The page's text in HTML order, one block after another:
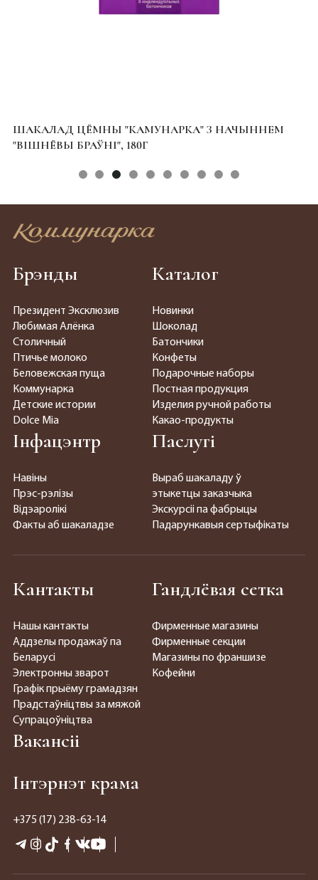
ШАКАЛАД ЦЁМНЫ "КАМУНАРКА" З НАЧЫННЕМ
"ВІШНЁВЫ БРАЎНІ", 180Г
Брэнды
Президент Эксклюзив
Любимая Алёнка
Столичный
Птичье молоко
Беловежская пуща
Коммунарка
Детские истории
Dolce Mia
Каталог
Новинки
Шоколад
Батончики
Конфеты
Подарочные наборы
Постная продукция
Изделия ручной работы
Какао-продукты
Інфацэнтр
Навіны
Прэс-рэлізы
Відэаролікі
Факты аб шакаладзе
Паслугі
Выраб шакаладу ў
этыкетцы заказчыка
Экскурсіі па фабрыцы
Падарункавыя сертыфікаты
Кантакты
Нашы кантакты
Аддзелы продажаў па
Беларусі
Электронны зварот
Графік прыёму грамадзян
Прадстаўніцтвы за мяжой
Супрацоўніцтва
Гандлёвая сетка
Фирменные магазины
Фирменные секции
Магазины по франшизе
Кофейни
Вакансіі
Інтэрнэт крама
+375 (17) 238-63-14